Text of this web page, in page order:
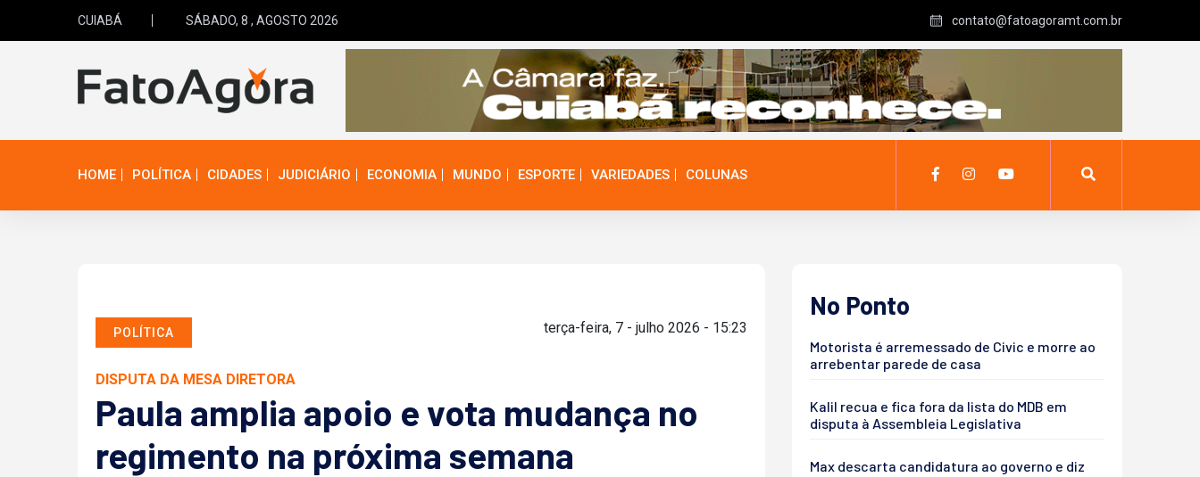
CUIABÁ SÁBADO, 8 , AGOSTO 2026 contato@fatoagoramt.com.br
HOME POLÍTICA CIDADES JUDICIÁRIO ECONOMIA MUNDO ESPORTE VARIEDADES COLUNAS
POLÍTICA terça-feira, 7 - julho 2026 - 15:23
DISPUTA DA MESA DIRETORA
Paula amplia apoio e vota mudança no
regimento na próxima semana
No Ponto
Motorista é arremessado de Civic e morre ao
arrebentar parede de casa
Kalil recua e fica fora da lista do MDB em
disputa à Assembleia Legislativa
Max descarta candidatura ao governo e diz